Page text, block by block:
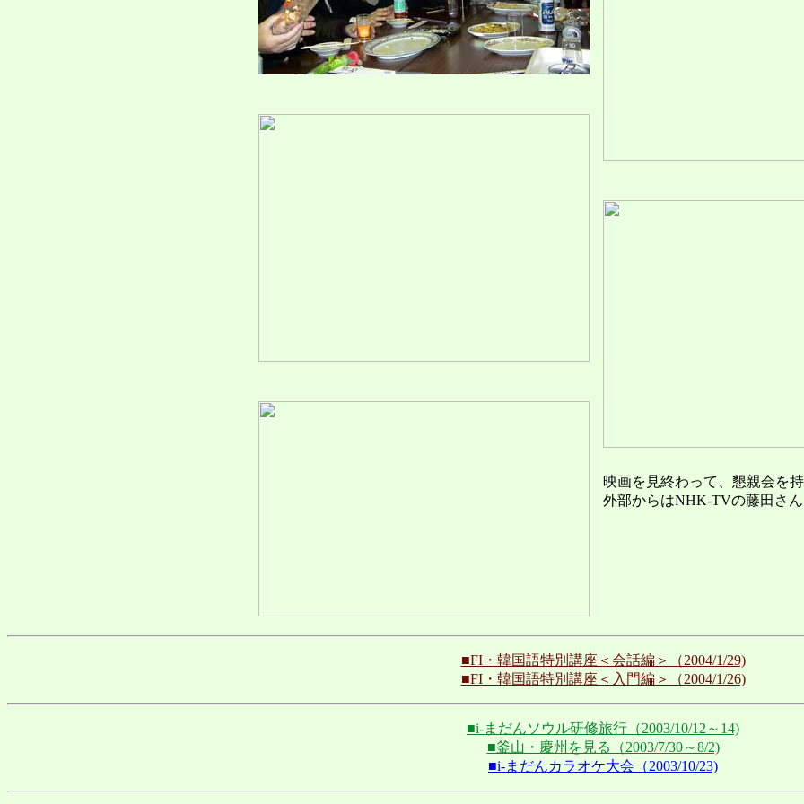
映画を見終わって、懇親会を持
外部からはNHK-TVの藤田さん
■FI・韓国語特別講座＜会話編＞（2004/1/29)
■FI・韓国語特別講座＜入門編＞（2004/1/26)
■i-まだんソウル研修旅行（2003/10/12～14)
■釜山・慶州を見る（2003/7/30～8/2)
■i-まだんカラオケ大会（2003/10/23)